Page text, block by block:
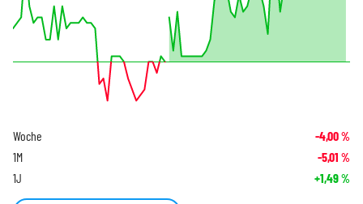
Woche -4,00%
1M -5,01 %
1J +1,49%